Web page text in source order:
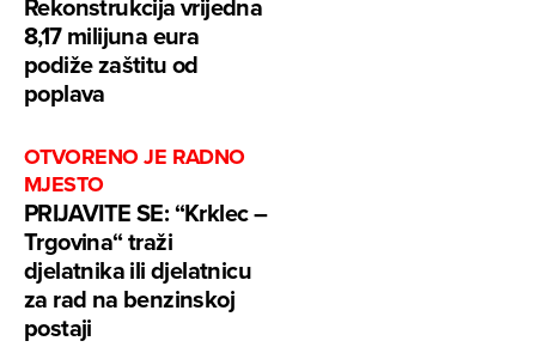
8,17 milijuna eura
podiže zaštitu od
poplava
OTVORENO JE RADNO
MJESTO
PRIJAVITE SE: “Krklec –
Trgovina“ traži
djelatnika ili djelatnicu
za rad na benzinskoj
postaji